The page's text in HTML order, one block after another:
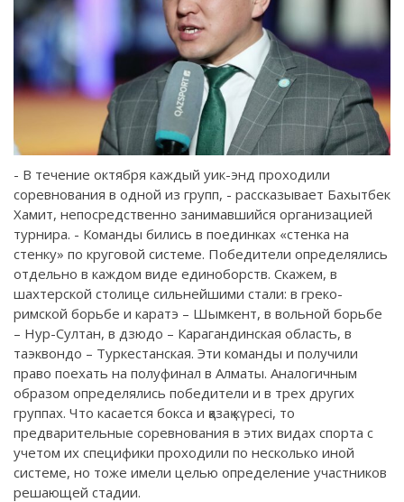
- В течение октября каждый уик-энд проходили
соревнования в одной из групп, - рассказывает Бахытбек
Хамит, непосредственно занимавшийся организацией
турнира. - Команды бились в поединках «стенка на
стенку» по круговой системе. Победители определялись
отдельно в каждом виде единоборств. Скажем, в
шахтерской столице сильнейшими стали: в греко-
римской борьбе и каратэ – Шымкент, в вольной борьбе
– Нур-Султан, в дзюдо – Карагандинская область, в
таэквондо – Туркестанская. Эти команды и получили
право поехать на полуфинал в Алматы. Аналогичным
образом определялись победители и в трех других
группах. Что касается бокса и қазақ күресі, то
предварительные соревнования в этих видах спорта с
учетом их специфики проходили по несколько иной
системе, но тоже имели целью определение участников
решающей стадии.